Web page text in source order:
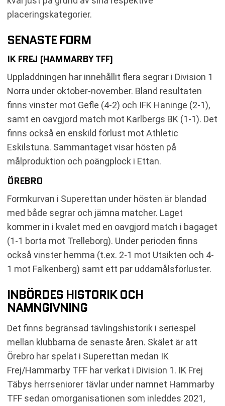
placeringskategorier.
SENASTE FORM
IK FREJ (HAMMARBY TFF)
Uppladdningen har innehållit flera segrar i Division 1
Norra under oktober-november. Bland resultaten
finns vinster mot Gefle (4-2) och IFK Haninge (2-1),
samt en oavgjord match mot Karlbergs BK (1-1). Det
finns också en enskild förlust mot Athletic
Eskilstuna. Sammantaget visar hösten på
målproduktion och poängplock i Ettan.
ÖREBRO
Formkurvan i Superettan under hösten är blandad
med både segrar och jämna matcher. Laget
kommer in i kvalet med en oavgjord match i bagaget
(1-1 borta mot Trelleborg). Under perioden finns
också vinster hemma (t.ex. 2-1 mot Utsikten och 4-
1 mot Falkenberg) samt ett par uddamålsförluster.
INBÖRDES HISTORIK OCH
NAMNGIVNING
Det finns begränsad tävlingshistorik i seriespel
mellan klubbarna de senaste åren. Skälet är att
Örebro har spelat i Superettan medan IK
Frej/Hammarby TFF har verkat i Division 1. IK Frej
Täbys herrseniorer tävlar under namnet Hammarby
TFF sedan omorganisationen som inleddes 2021,